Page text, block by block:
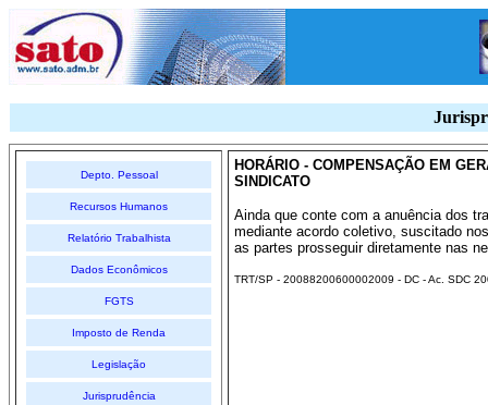
Depto. Pessoal
Recursos Humanos
Relatório Trabalhista
Dados Econômicos
FGTS
Imposto de Renda
Legislação
Jurisprudência
HORÁRIO - COMPENSAÇÃO EM
SINDICATO
Ainda que conte com a anuência dos
mediante acordo coletivo, suscitado
as partes prosseguir diretamente nas
TRT/SP - 20088200600002009 - DC - Ac. SDC